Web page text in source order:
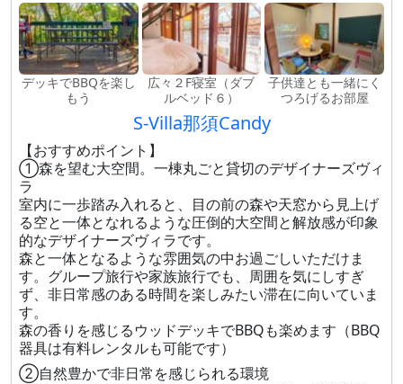
デッキでBBQを楽し
もう
広々２F寝室（ダブ
ルベッド６）
子供達とも一緒にく
つろげるお部屋
S-Villa那須Candy
【おすすめポイント】
①森を望む大空間。一棟丸ごと貸切のデザイナーズヴィ
ラ
室内に一歩踏み入れると、目の前の森や天窓から見上げ
る空と一体となれるような圧倒的大空間と解放感が印象
的なデザイナーズヴィラです。
森と一体となるような雰囲気の中お過ごしいただけま
す。グループ旅行や家族旅行でも、周囲を気にしすぎ
ず、非日常感のある時間を楽しみたい滞在に向いていま
す。
森の香りを感じるウッドデッキでBBQも楽めます（BBQ
器具は有料レンタルも可能です）
②自然豊かで非日常を感じられる環境